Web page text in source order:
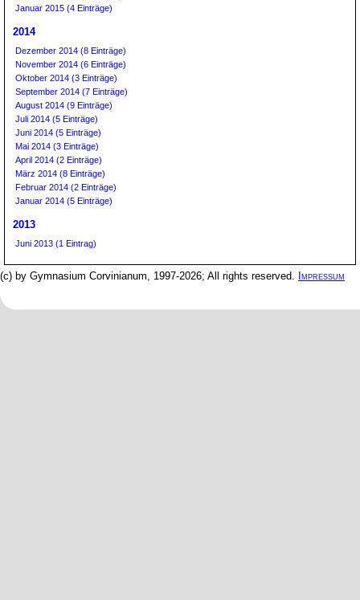
Januar 2015 (4 Einträge)
2014
Dezember 2014 (8 Einträge)
November 2014 (6 Einträge)
Oktober 2014 (3 Einträge)
September 2014 (7 Einträge)
August 2014 (9 Einträge)
Juli 2014 (5 Einträge)
Juni 2014 (5 Einträge)
Mai 2014 (3 Einträge)
April 2014 (2 Einträge)
März 2014 (8 Einträge)
Februar 2014 (2 Einträge)
Januar 2014 (5 Einträge)
2013
Juni 2013 (1 Eintrag)
(c) by Gymnasium Corvinianum, 1997-2026; All rights reserved. Impressum